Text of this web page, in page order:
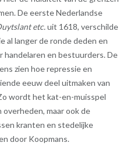
De eerste Nederlandse
etc.uit 1618, verschilde
al langer de ronde deden en
handelaren en bestuurders. De
zien hoe repressie en
eeuw deel uitmaken van
wordt het kat-en-muisspel
maar ook de
kranten en stedelijke
door Koopmans.